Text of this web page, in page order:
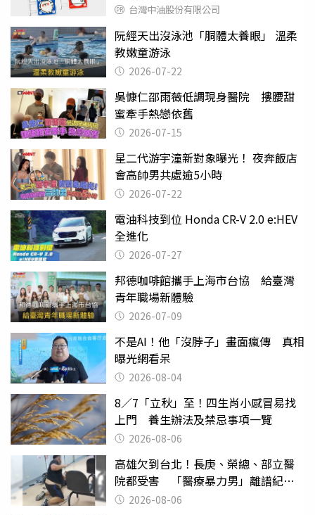
台灣中油股份有限公司
阮經天出沒泳池「胴體太養眼」 溫柔
教嫩童游泳
2026-07-22
吳慷仁邵雨薇低調現身醫院 摟腰甜
蜜牽手熱戀依舊
2026-07-15
星二代游宇潼新對象曝光！ 夜奔飯店
會高帥男共處逾5小時
2026-07-22
電油科技到位 Honda CR-V 2.0 e:HEV
全進化
2026-07-27
邦德咖啡館攜手上海市台協 給臺灣
青年職場新體驗
2026-07-09
不是AI！他「沒脖子」畫面瘋傳 真相
曝光網看呆
2026-08-04
8／7「立秋」至！四生肖小感冒易找
上門 養生辦法及禁忌事項一覽
2026-08-06
高雄欠到台北！長庚、榮總、部立醫
院都受害 「醫療暴力男」離譜紀錄
曝光2026-08-06